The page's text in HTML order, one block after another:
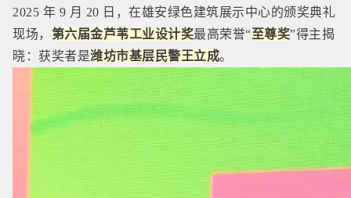
2025 年 9 月 20 日，在雄安绿色建筑展示中心的颁奖典礼
现场， 第六届金芦苇工业设计奖最高荣誉“至尊奖”得主揭
晓：获奖者是潍坊市基层民警王立成。